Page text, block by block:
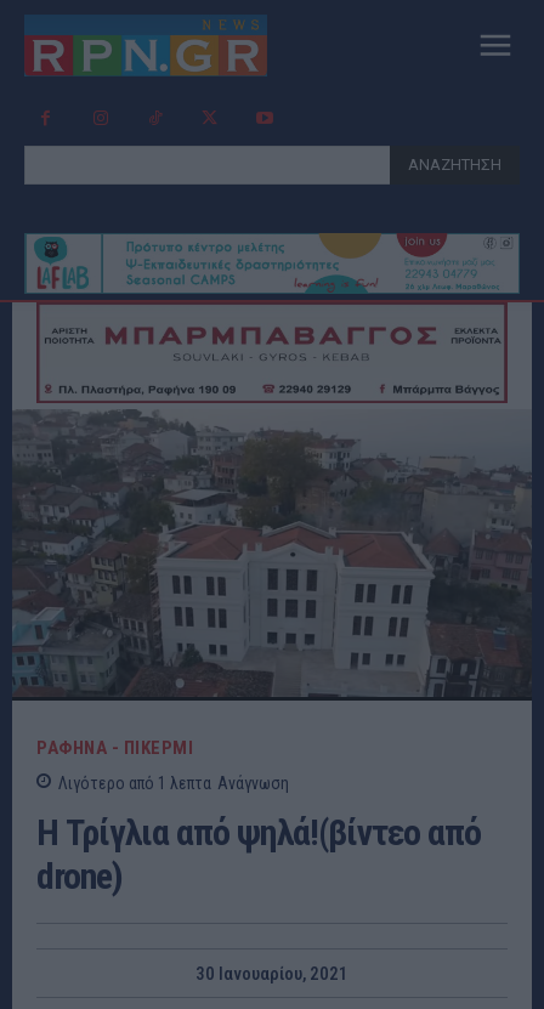
ΑΝΑΖΗΤΗΣΗ
ΡΑΦΗΝΑ - ΠΙΚΕΡΜΙ
Λιγότερο από 1 λεπτα Ανάγνωση
Η Τρίγλια από ψηλά!(βίντεο από
drone)
30 Ιανουαρίου, 2021